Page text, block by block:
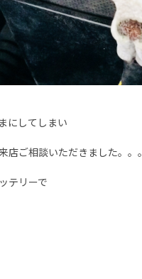
にしてしまい
ご相談いただきました。。。
テリーで